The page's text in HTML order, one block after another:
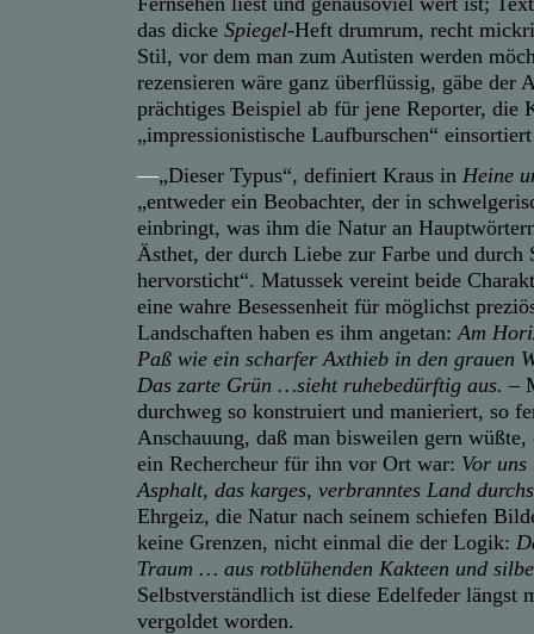
das dicke Spiegel-Heft drumrum, recht
Stil, vor dem man zum Autisten werden
rezensieren wäre ganz überflüssig, gäbe der
prächtiges Beispiel ab für jene Reporter, die
„impressionistische Laufburschen“
—„Dieser Typus“, definiert Kraus in Heine
„entweder ein Beobachter, der in
einbringt, was ihm die Natur an
Ästhet, der durch Liebe zur Farbe und durch
hervorsticht“. Matussek vereint beide
eine wahre Besessenheit für möglichst
Landschaften haben es ihm angetan:Am
Paß wie ein scharfer Axthieb in den grauen
Das zarte Grün …sieht ruhebedürftig aus. –
durchweg so konstruiert und manieriert, so
Anschauung, daß man bisweilen gern
ein Rechercheur für ihn vor Ort war: Vor
Asphalt, das karges, verbranntes Land
Ehrgeiz, die Natur nach seinem schiefen
keine Grenzen, nicht einmal die der Logik:
Traum … aus rotblühenden Kakteen und
Selbstverständlich ist diese Edelfeder längst
vergoldet worden.